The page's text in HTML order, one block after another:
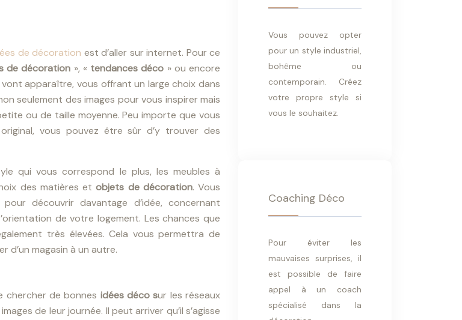
de décoration est d’aller sur internet. Pour ce
de décoration », « tendances déco » ou encore
apparaître, vous offrant un large choix dans
seulement des images pour vous inspirer mais
ou de taille moyenne. Peu importe que vous
vous pouvez être sûr d’y trouver des
qui vous correspond le plus, les meubles à
des matières etobjets de décoration. Vous
découvrir davantage d’idée, concernant
de votre logement. Les chances que
très élevées. Cela vous permettra de
d’un magasin à un autre.
chercher de bonnes idées déco sur les réseaux
de leur journée. Il peut arriver qu’il s’agisse
Vous pouvez opter
pour un style industriel,
bohême ou
contemporain. Créez
votre propre style si
vous le souhaitez.
Coaching Déco
Pour éviter les
mauvaises surprises, il
est possible de faire
appel à un coach
spécialisé dans la